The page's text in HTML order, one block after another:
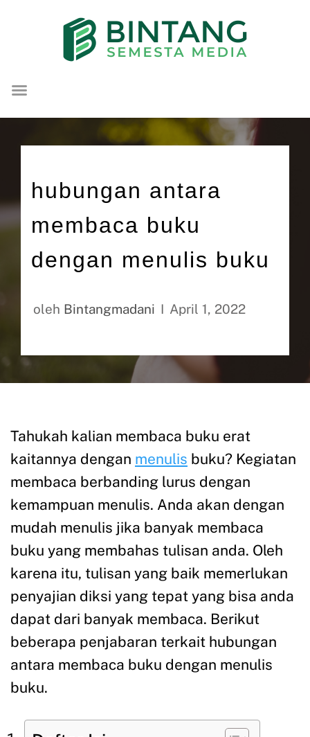
konten
hubungan antara
membaca buku
dengan menulis buku
oleh Bintangmadani April 1, 2022
Tahukah kalian membaca buku erat
kaitannya dengan menulis buku? Kegiatan
membaca berbanding lurus dengan
kemampuan menulis. Anda akan dengan
mudah menulis jika banyak membaca
buku yang membahas tulisan anda. Oleh
karena itu, tulisan yang baik memerlukan
penyajian diksi yang tepat yang bisa anda
dapat dari banyak membaca. Berikut
beberapa penjabaran terkait hubungan
antara membaca buku dengan menulis
buku.